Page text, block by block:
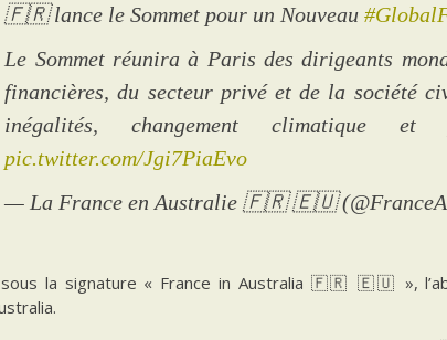
🇫🇷 lance le Sommet pour un Nouveau
Le Sommet réunira à Paris des dirigeants
financières, du secteur privé et de la société
inégalités, changement climatique
pic.twitter.com/Jgi7PiaEvo
— La France en Australie 🇫🇷 🇪🇺
la signature « France in Australia 🇫🇷 🇪🇺 »,